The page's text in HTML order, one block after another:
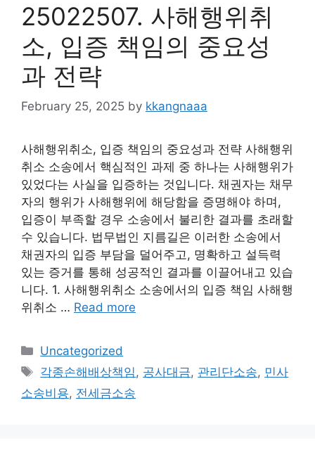
25022507. 사해행위취
소, 입증 책임의 중요성
과 전략
February 25, 2025 by kkangnaaa
사해행위취소, 입증 책임의 중요성과 전략 사해행위
취소 소송에서 핵심적인 과제 중 하나는 사해행위가
있었다는 사실을 입증하는 것입니다. 채권자는 채무
자의 행위가 사해행위에 해당함을 증명해야 하며,
입증이 부족할 경우 소송에서 불리한 결과를 초래할
수 있습니다. 법무법인 지름길은 이러한 소송에서
채권자의 입증 부담을 덜어주고, 명확하고 설득력
있는 증거를 통해 성공적인 결과를 이끌어내고 있습
니다. 1. 사해행위취소 소송에서의 입증 책임 사해행
위취소 … Read more
Categories
Uncategorized
Tags
각종손해배상책임, 공사대금, 관리단소송, 민사
소송비용, 전세금소송